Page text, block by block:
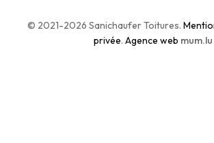
© 2021-2026 Sanichaufer Toitures.
privée. Agence web mum.lu